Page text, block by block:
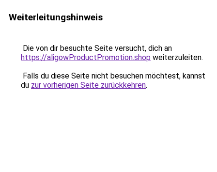
Weiterleitungshinweis
Die von dir besuchte Seite versucht, dich an
https://aligowProductPromotion.shop weiterzuleiten.
Falls du diese Seite nicht besuchen möchtest, kannst
du zur vorherigen Seite zurückkehren.